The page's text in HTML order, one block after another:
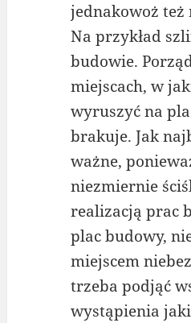
jednakowoż
Na przykład
budowie.
miejscach, w
wyruszyć na
brakuje. Jak
ważne,
niezmiernie
realizacją prac
plac budowy,
miejscem
trzeba podjąć
wystąpienia